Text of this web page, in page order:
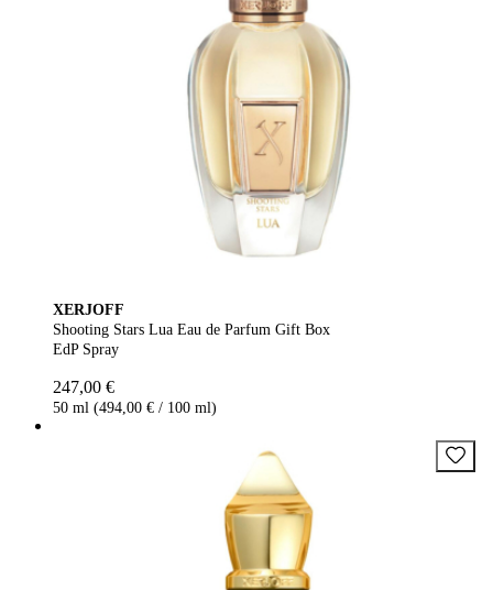
XERJOFF
Shooting Stars Lua Eau de Parfum Gift Box
EdP Spray
247,00 €
50 ml (494,00 € / 100 ml)